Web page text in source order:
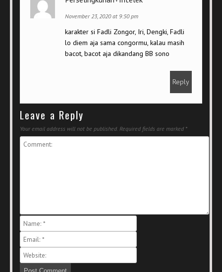
November 23, 2020 at 9:50 pm
karakter si Fadli Zongor, Iri, Dengki, Fadli
lo diem aja sama congormu, kalau masih
bacot, bacot aja dikandang BB sono
Reply
Leave a Reply
Your email address will not be published. Required fields are marked *